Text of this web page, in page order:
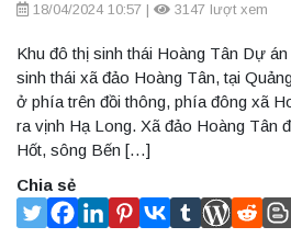
18/04/2024 10:57 | 3147 lượt xem
Khu đô thị sinh thái Hoàng Tân Dự
sinh thái xã đảo Hoàng Tân, tại
ở phía trên đồi thông, phía đông xã
ra vịnh Hạ Long. Xã đảo Hoàng Tân
Hốt, sông Bến […]
Chia sẻ